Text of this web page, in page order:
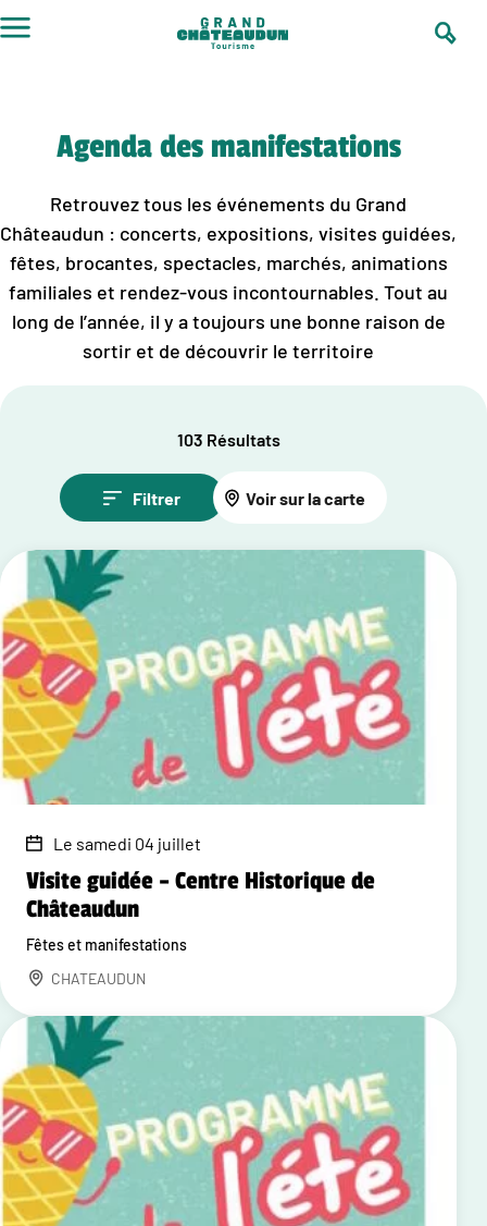
au
Agenda des manifestations
Retrouvez tous les événements du Grand
Châteaudun : concerts, expositions, visites guidées,
fêtes, brocantes, spectacles, marchés, animations
familiales et rendez-vous incontournables. Tout au
long de l’année, il y a toujours une bonne raison de
sortir et de découvrir le territoire
103 Résultats
Filtrer Voir sur la carte
Le samedi 04 juillet
Visite guidée – Centre Historique de
Châteaudun
Fêtes et manifestations
CHATEAUDUN